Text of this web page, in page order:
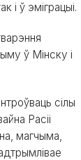
і ў эміграцыі.
ў Мінску і
сілы
Расіі
магчыма,